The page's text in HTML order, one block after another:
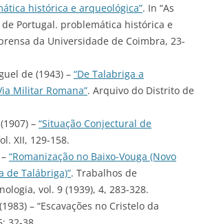
histórica e arqueológica”. In “As
Portugal. problemática histórica e
da Universidade de Coimbra, 23-
de (1943) – “De Talabriga a
Militar Romana”. Arquivo do Distrito de
– “Situação Conjectural de
XII, 129-158.
“Romanização no Baixo-Vouga (Novo
de Talábriga)”. Trabalhos de
vol. 9 (1939), 4, 283-328.
– “Escavações no Cristelo da